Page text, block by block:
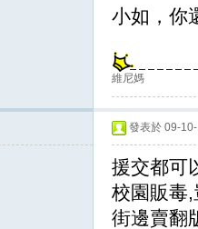
小如，你
維尼媽
發表於 09-
援交都可
校園販毒
街邊賣翻